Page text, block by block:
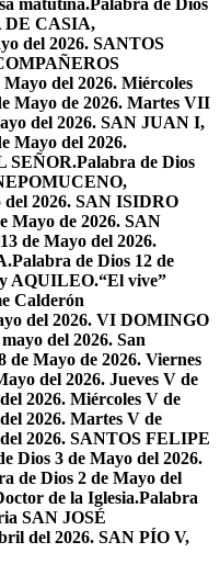
matutina.Palabra de Dios
DE CASIA,
del 2026. SANTOS
del 2026. Miércoles
Mayo de 2026. Martes VII
del 2026. SAN JUAN I,
Mayo del 2026.
SEÑOR.Palabra de Dios
del 2026. SAN ISIDRO
Mayo de 2026. SAN
de Mayo del 2026.
Palabra de Dios 12 de
AQUILEO.“El vive”
Calderón
del 2026. VI DOMINGO
del 2026. San
de Mayo de 2026. Viernes
del 2026. Jueves V de
2026. Miércoles V de
2026. Martes V de
2026. SANTOS FELIPE
Dios 3 de Mayo del 2026.
de Dios 2 de Mayo del
de la Iglesia.Palabra
SAN JOSÉ
del 2026. SAN PÍO V,